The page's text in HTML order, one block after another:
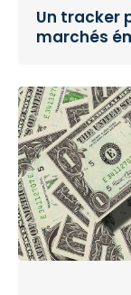
Un tracker
marchés